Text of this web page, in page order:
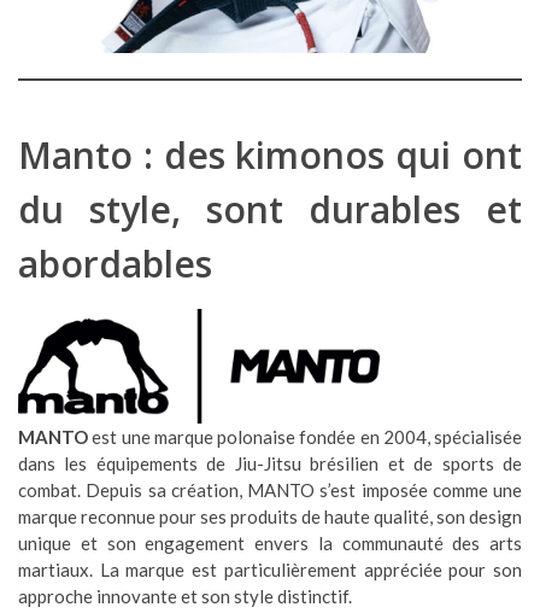
Manto : des kimonos qui ont
du style, sont durables et
abordables
MANTOest une marque polonaise fondée en 2004, spécialisée
dans les équipements de Jiu-Jitsu brésilien et de sports de
combat. Depuis sa création, MANTO s’est imposée comme une
marque reconnue pour ses produits de haute qualité, son design
unique et son engagement envers la communauté des arts
martiaux. La marque est particulièrement appréciée pour son
approche innovante et son style distinctif.